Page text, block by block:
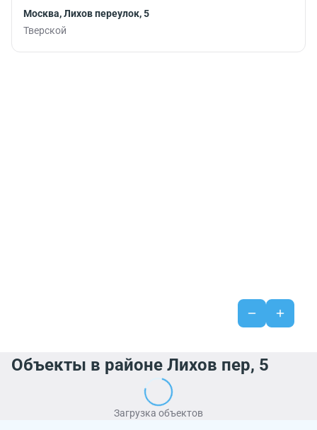
Москва, Лихов переулок, 5
Тверской
Объекты в районе Лихов пер, 5
Загрузка объектов